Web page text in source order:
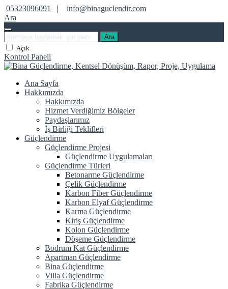
05323096091 |
info@binaguclendir.com
Ara
Ara
Açık
Kontrol Paneli
Ana Sayfa
Hakkımızda
Hakkımızda
Hizmet Verdiğimiz Bölgeler
Paydaşlarımız
İş Birliği Teklifleri
Güçlendirme
Güçlendirme Projesi
Güçlendirme Uygulamaları
Güçlendirme Türleri
Betonarme Güçlendirme
Çelik Güçlendirme
Karbon Fiber Güçlendirme
Karbon Elyaf Güçlendirme
Karma Güçlendirme
Kiriş Güçlendirme
Kolon Güçlendirme
Döşeme Güçlendirme
Bodrum Kat Güçlendirme
Apartman Güçlendirme
Bina Güçlendirme
Villa Güçlendirme
Fabrika Güçlendirme